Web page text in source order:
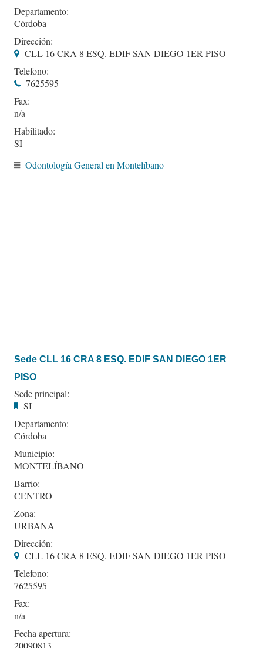
Departamento:
Córdoba
Dirección:
CLL 16 CRA 8 ESQ. EDIF SAN DIEGO 1ER PISO
Telefono:
7625595
Fax:
Habilitado:
SI
Odontología General en Montelíbano
Sede CLL 16 CRA 8 ESQ. EDIF SAN DIEGO 1ER
PISO
Sede principal:
SI
Departamento:
Córdoba
Municipio:
MONTELÍBANO
Barrio:
CENTRO
Zona:
URBANA
Dirección:
CLL 16 CRA 8 ESQ. EDIF SAN DIEGO 1ER PISO
Telefono:
7625595
Fax:
Fecha apertura:
20090813